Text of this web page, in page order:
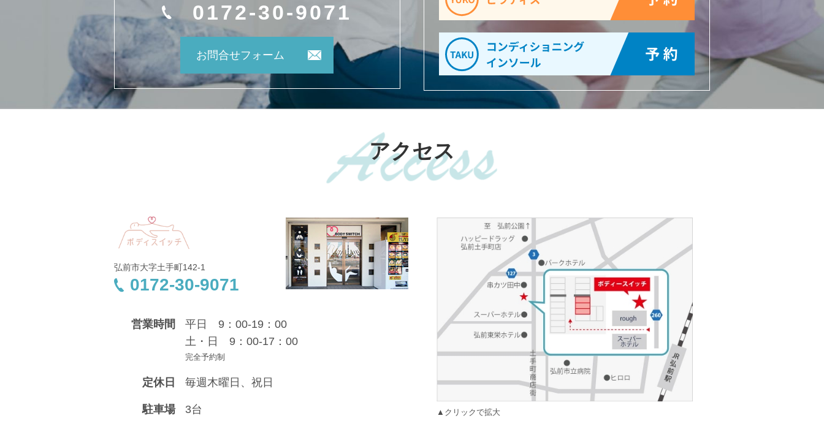
0172-30-9071
お問合せフォーム
アクセス
弘前市大字土手町142-1
0172-30-9071
営業時間
平日 9：00-19：00
土・日 9：00-17：00
完全予約制
定休日 毎週木曜日、祝日
駐車場 3台 ▲クリックで拡大